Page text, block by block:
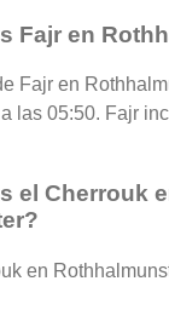
Fajr en
Fajr en
las 05:50. Fajr
el Cherrouk
en